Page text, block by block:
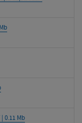
| 0.11 Mb